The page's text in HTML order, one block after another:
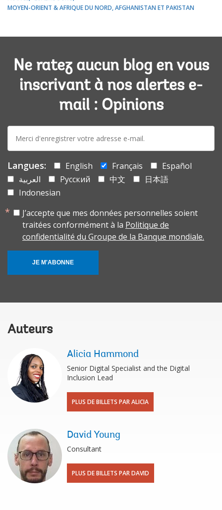
MOYEN-ORIENT & AFRIQUE DU NORD, AFGHANISTAN ET PAKISTAN
Ne ratez aucun blog en vous
inscrivant à nos alertes e-
mail : Opinions
mail:
Langues: English Français
Español
العربية
Русский 中文
日本語
Indonesian
J’accepte que mes données personnelles soient
traitées conformément à la Politique de
confidentialité du Groupe de la Banque mondiale.
JE M'ABONNE
Auteurs
Alicia Hammond
Senior Digital Specialist and the Digital
Inclusion Lead
PLUS DE BILLETS PAR ALICIA
David Young
Consultant
PLUS DE BILLETS PAR DAVID